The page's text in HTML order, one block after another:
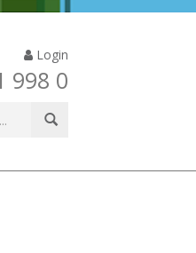
Login
998 0